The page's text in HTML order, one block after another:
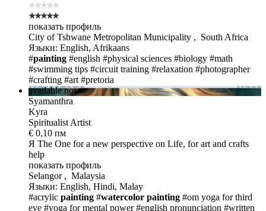
показать профиль
City of Tshwane Metropolitan Municipality , South Africa
Языки: English, Afrikaans
#painting #english #physical sciences #biology #math
#swimming tips #circuit training #relaxation #photographer
#crafting #art #pretoria
available now
Syamanthra
Kyra
Spiritualist Artist
€ 0,10 пм
Я The One for a new perspective on Life, for art and crafts
help
показать профиль
Selangor , Malaysia
Языки: English, Hindi, Malay
#acrylic painting #watercolor painting #om yoga for third
eye #yoga for mental power #english pronunciation #written